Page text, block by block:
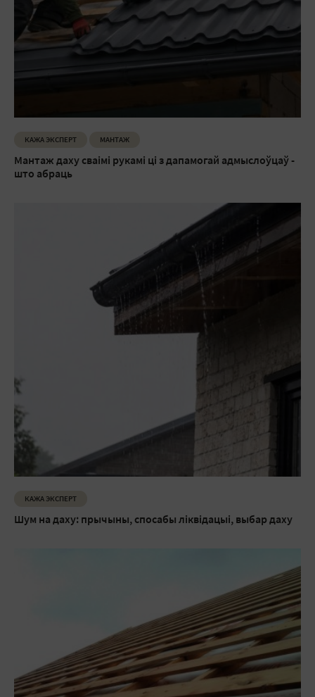
КАЖА ЭКСПЕРТ МАНТАЖ
Мантаж даху сваімі рукамі ці з дапамогай адмыслоўцаў -
што абраць
КАЖА ЭКСПЕРТ
Шум на даху: прычыны, спосабы ліквідацыі, выбар даху